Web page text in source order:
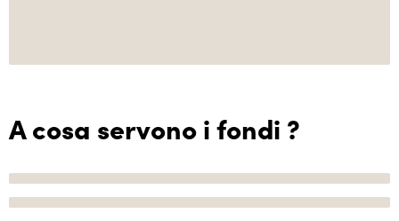
A cosa servono i fondi ?